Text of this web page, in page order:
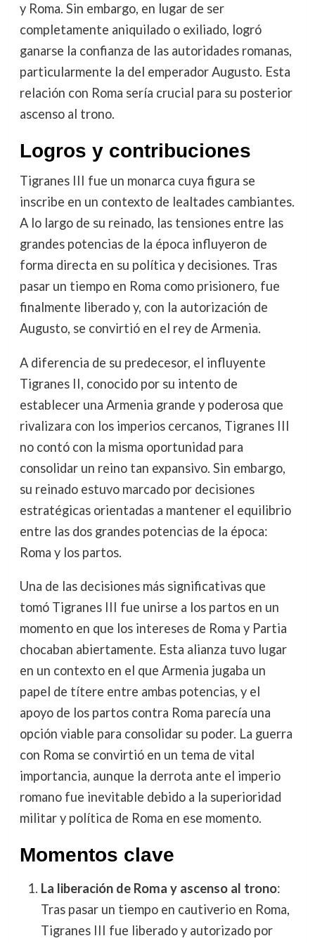
y Roma. Sin embargo, en lugar de ser
completamente aniquilado o exiliado, logró
ganarse la confianza de las autoridades romanas,
particularmente la del emperador Augusto. Esta
relación con Roma sería crucial para su posterior
ascenso al trono.
Logros y contribuciones
Tigranes III fue un monarca cuya figura se
inscribe en un contexto de lealtades cambiantes.
A lo largo de su reinado, las tensiones entre las
grandes potencias de la época influyeron de
forma directa en su política y decisiones. Tras
pasar un tiempo en Roma como prisionero, fue
finalmente liberado y, con la autorización de
Augusto, se convirtió en el rey de Armenia.
A diferencia de su predecesor, el influyente
Tigranes II, conocido por su intento de
establecer una Armenia grande y poderosa que
rivalizara con los imperios cercanos, Tigranes III
no contó con la misma oportunidad para
consolidar un reino tan expansivo. Sin embargo,
su reinado estuvo marcado por decisiones
estratégicas orientadas a mantener el equilibrio
entre las dos grandes potencias de la época:
Roma y los partos.
Una de las decisiones más significativas que
tomó Tigranes III fue unirse a los partos en un
momento en que los intereses de Roma y Partia
chocaban abiertamente. Esta alianza tuvo lugar
en un contexto en el que Armenia jugaba un
papel de títere entre ambas potencias, y el
apoyo de los partos contra Roma parecía una
opción viable para consolidar su poder. La guerra
con Roma se convirtió en un tema de vital
importancia, aunque la derrota ante el imperio
romano fue inevitable debido a la superioridad
militar y política de Roma en ese momento.
Momentos clave
La liberación de Roma y ascenso al trono:
Tras pasar un tiempo en cautiverio en Roma,
Tigranes III fue liberado y autorizado por